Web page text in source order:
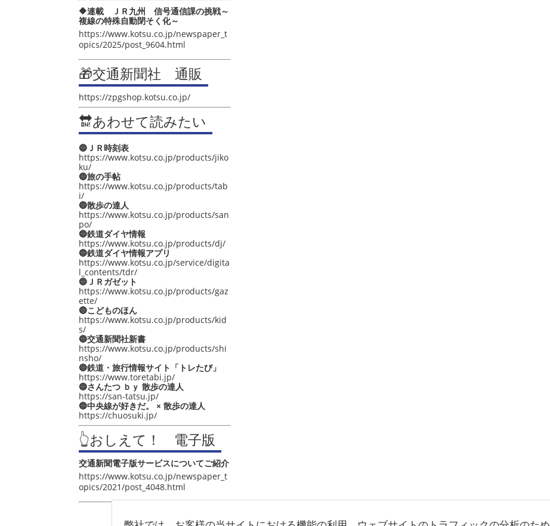
🔶連載 ＪＲ九州 信号通信課の挑戦～
複線の特殊自動閉そく化～
https://www.kotsu.co.jp/newspaper_t
opics/2025/post_9604.html
🎁交通新聞社 通販
https://zpgshop.kotsu.co.jp/
🔛あわせて読みたい
🔵ＪＲ時刻表
https://www.kotsu.co.jp/products/jiko
ku/
🔵旅の手帖
https://www.kotsu.co.jp/products/tab
i/
🔵散歩の達人
https://www.kotsu.co.jp/products/san
po/
🔵鉄道ダイヤ情報
https://www.kotsu.co.jp/products/dj/
🔵鉄道ダイヤ情報アプリ
https://www.kotsu.co.jp/service/digita
l_contents/tdr/
🔵ＪＲガゼット
https://www.kotsu.co.jp/products/gaz
ette/
🔵こどものほん
https://www.kotsu.co.jp/products/kid
s/
🔵交通新聞社新書
https://www.kotsu.co.jp/products/shi
nsho/
🔵鉄道・旅行情報サイト「トレたび」
https://www.toretabi.jp/
🔵さんたつ ｂｙ 散歩の達人
https://san-tatsu.jp/
🔵中央線が好きだ。 × 散歩の達人
https://chuosuki.jp/
👆おしえて！ 電子版
交通新聞電子版サービスについてご紹介
https://www.kotsu.co.jp/newspaper_t
opics/2021/post_4048.html